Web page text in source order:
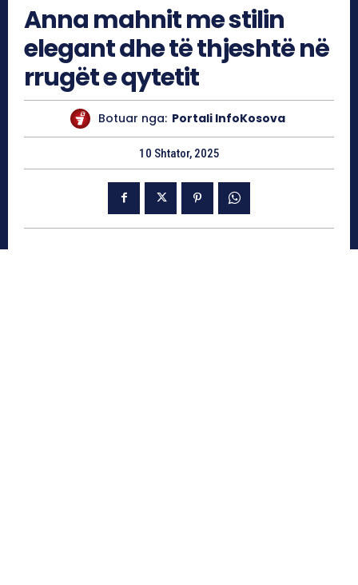
Anna mahnit me stilin
elegant dhe të thjeshtë në
rrugët e qytetit
Botuar nga: Portali InfoKosova
10 Shtator, 2025